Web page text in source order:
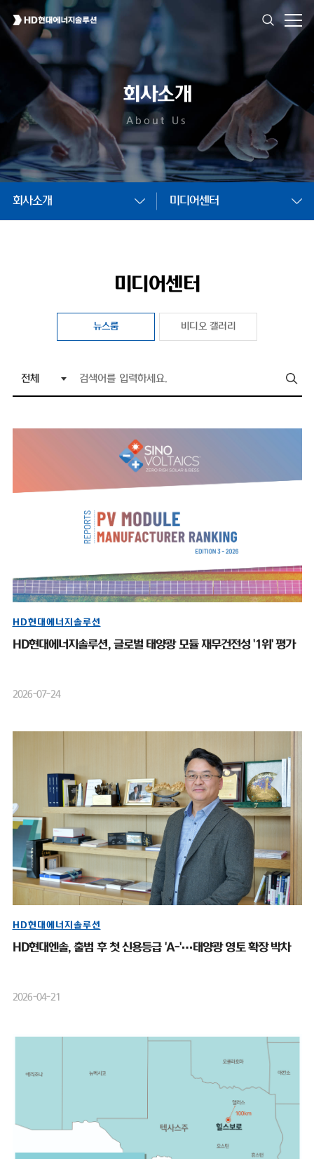
회사소개
About Us
회사소개 미디어센터
미디어센터
뉴스룸 비디오 갤러리
HD현대에너지솔루션
HD현대에너지솔루션, 글로벌 태양광 모듈 재무건전성 '1위' 평가
2026-07-24
HD현대에너지솔루션
HD현대엔솔, 출범 후 첫 신용등급 'A-'…태양광 영토 확장 박차
2026-04-21